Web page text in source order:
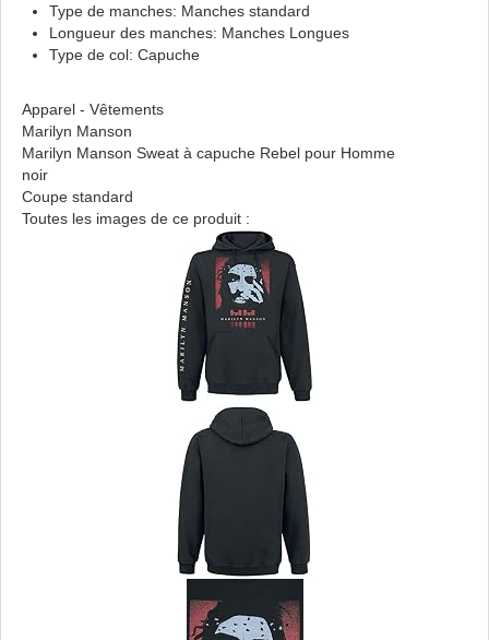
Type de manches: Manches standard
Longueur des manches: Manches Longues
Type de col: Capuche
Apparel - Vêtements
Marilyn Manson
Marilyn Manson Sweat à capuche Rebel pour Homme
noir
Coupe standard
Toutes les images de ce produit :